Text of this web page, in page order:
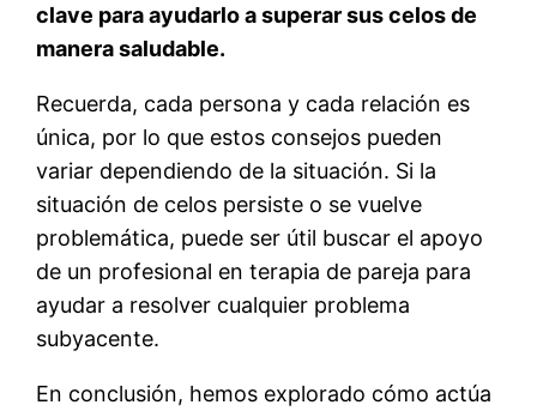
clave para ayudarlo a superar sus celos de
manera saludable.
Recuerda, cada persona y cada relación es
única, por lo que estos consejos pueden
variar dependiendo de la situación. Si la
situación de celos persiste o se vuelve
problemática, puede ser útil buscar el apoyo
de un profesional en terapia de pareja para
ayudar a resolver cualquier problema
subyacente.
En conclusión, hemos explorado cómo actúa